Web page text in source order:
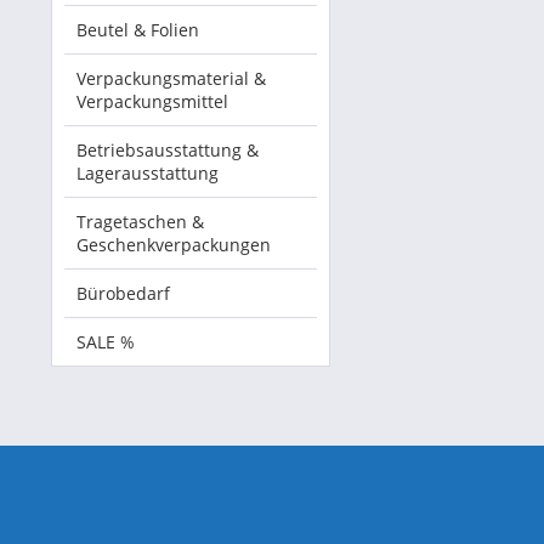
Beutel & Folien
Verpackungsmaterial &
Verpackungsmittel
Betriebsausstattung &
Lagerausstattung
Tragetaschen &
Geschenkverpackungen
Bürobedarf
SALE %